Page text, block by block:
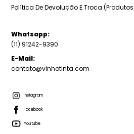
Política De Devolução E Troca
Whatsapp:
(11) 91242-9390
E-Mail:
contato@vinhotinta.com
Instagram
Facebook
Youtube